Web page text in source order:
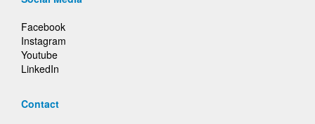
Facebook
Instagram
Youtube
LinkedIn
Contact